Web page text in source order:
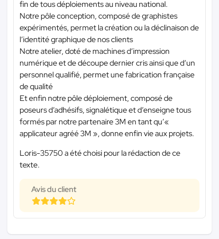
fin de tous déploiements au niveau national.
Notre pôle conception, composé de graphistes
expérimentés, permet la création ou la déclinaison de
l’identité graphique de nos clients
Notre atelier, doté de machines d’impression
numérique et de découpe dernier cris ainsi que d’un
personnel qualifié, permet une fabrication française
de qualité
Et enfin notre pôle déploiement, composé de
poseurs d’adhésifs, signalétique et d’enseigne tous
formés par notre partenaire 3M en tant qu’«
applicateur agréé 3M », donne enfin vie aux projets.
Loris-35750 a été choisi pour la rédaction de ce
texte.
Avis du client